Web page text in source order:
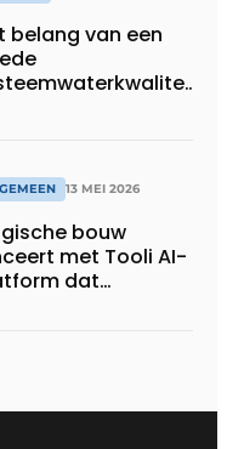
belang van een
13 MEI 2026
bouw
met Tooli AI-
dat